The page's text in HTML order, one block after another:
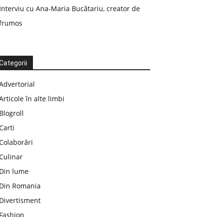
Interviu cu Ana-Maria Bucătariu, creator de
în alte limbi
Blogroll
Din lume
Din Romania
Divertisment
Fashion